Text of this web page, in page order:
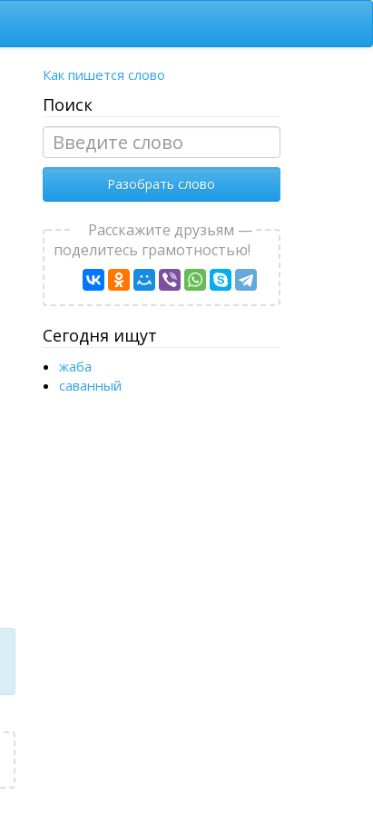
Как пишется слово
Поиск
Разобрать слово
Расскажите друзьям —
поделитесь грамотностью!
Сегодня ищут
жаба
саванный